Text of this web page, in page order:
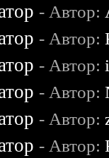
- Автор:
- Автор:
- Автор:
- Автор:
- Автор:
- Автор: